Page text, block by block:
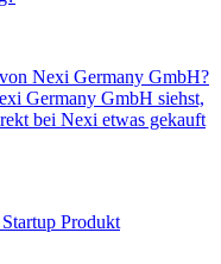
Nexi Germany GmbH?
Germany GmbH siehst,
bei Nexi etwas gekauft
Produkt